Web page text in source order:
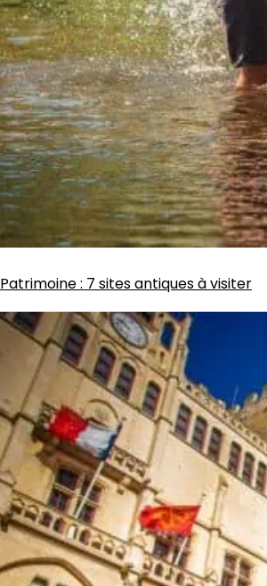
Patrimoine: 7 sites antiques à visiter